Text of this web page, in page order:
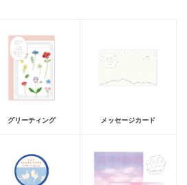
グリーティング メッセージカード